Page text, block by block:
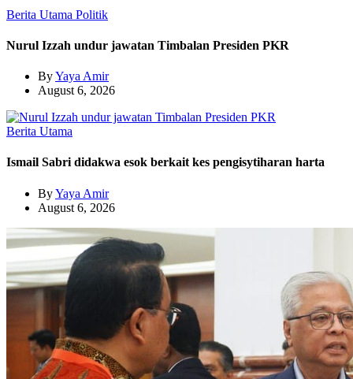
Berita Utama Politik
Nurul Izzah undur jawatan Timbalan Presiden PKR
ByYaya Amir
August 6, 2026
Berita Utama
Ismail Sabri didakwa esok berkait kes pengisytiharan harta
ByYaya Amir
August 6, 2026